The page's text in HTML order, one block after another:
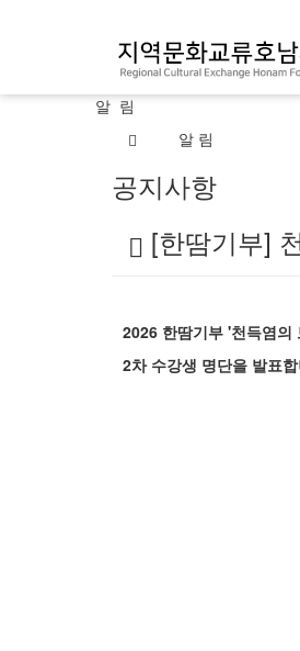
알 림
알 림
공지사항
[한땀기부]
2026 한땀기부 '천득염의
2차 수강생 명단을 발표